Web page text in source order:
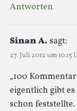
Antworten
Sinan A. sagt:
27. Juli 2012 um 10:15
„100
eigentlich gibt
schon